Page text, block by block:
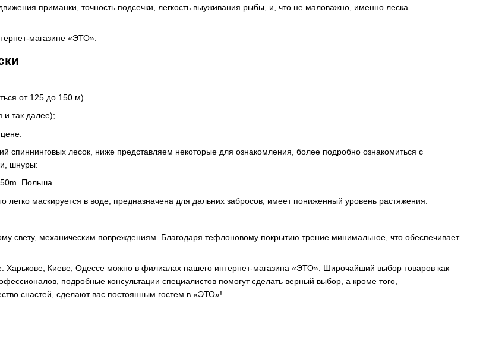
приманки, точность подсечки, легкость выуживания рыбы, и, что не маловажно, именно леска
магазине «ЭТО».
от 125 до 150 м)
и так далее);
спиннинговых лесок, ниже представляем некоторые для ознакомления, более подробно ознакомиться с
шнуры:
Польша
легко маскируется в воде, предназначена для дальних забросов, имеет пониженный уровень растяжения.
свету, механическим повреждениям. Благодаря тефлоновому покрытию трение минимальное, что обеспечивает
Харькове, Киеве, Одессе можно в филиалах нашего интернет-магазина «ЭТО». Широчайший выбор товаров как
подробные консультации специалистов помогут сделать верный выбор, а кроме того,
снастей, сделают вас постоянным гостем в «ЭТО»!